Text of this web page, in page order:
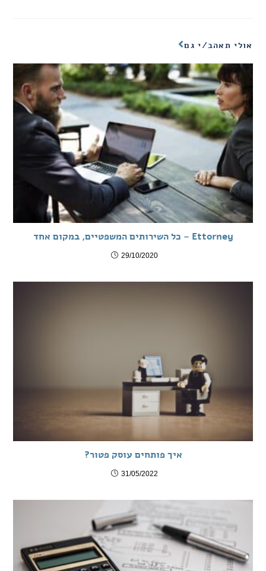
אולי תאהב/י גם
Ettorney – כל השירותים המשפטיים, במקום אחד
29/10/2020
איך פותחים עוסק פטור?
31/05/2022